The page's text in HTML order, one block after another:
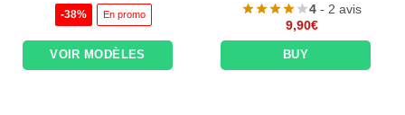
initial
était :
actuel
est :
-38% En promo
VOIR MODÈLES
4 - 2 avis
9,90€
BUY